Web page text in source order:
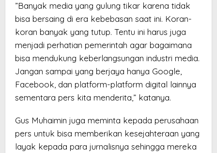
”Banyak media yang gulung tikar karena tidak
bisa bersaing di era kebebasan saat ini. Koran-
koran banyak yang tutup. Tentu ini harus juga
menjadi perhatian pemerintah agar bagaimana
bisa mendukung keberlangsungan industri media.
Jangan sampai yang berjaya hanya Google,
Facebook, dan platform-platform digital lainnya
sementara pers kita menderita,” katanya.
Gus Muhaimin juga meminta kepada perusahaan
pers untuk bisa memberikan kesejahteraan yang
layak kepada para jurnalisnya sehingga mereka